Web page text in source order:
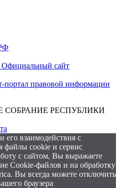
Официальный сайт
правовой информации
СОБРАНИЕ РЕСПУБЛИКИ
его взаимодействия с
файлы cookie и сервис
с сайтом, Вы выражаете
Cookie-файлов и на обработку
Вы всегда можете отключить
браузера